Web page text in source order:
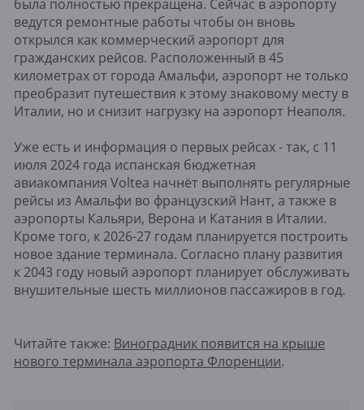
была полностью прекращена. Сейчас в аэропорту
ведутся ремонтные работы чтобы он вновь
открылся как коммерческий аэропорт для
гражданских рейсов. Расположенный в 45
километрах от города Амальфи, аэропорт не только
преобразит путешествия к этому знаковому месту в
Италии, но и снизит нагрузку на аэропорт Неаполя.
Уже есть и информация о первых рейсах - так, с 11
июля 2024 года испанская бюджетная
авиакомпания Voltea начнёт выполнять регулярные
рейсы из Амальфи во французский Нант, а также в
аэропорты Кальяри, Верона и Катания в Италии.
Кроме того, к 2026-27 годам планируется построить
новое здание терминала. Согласно плану развития
к 2043 году новый аэропорт планирует обслуживать
внушительные шесть миллионов пассажиров в год.
Читайте также: Виноградник появится на крыше
нового терминала аэропорта Флоренции.